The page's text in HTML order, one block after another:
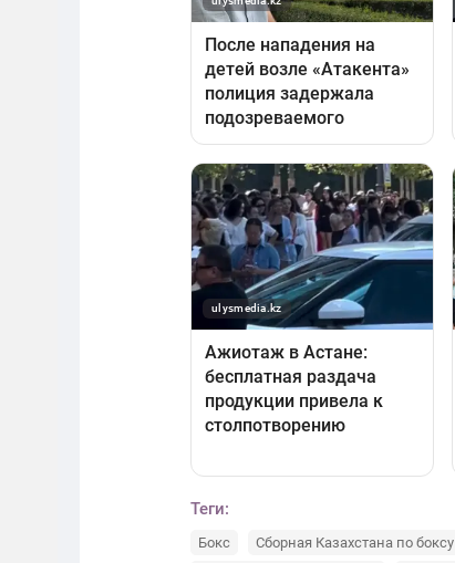
Теги:
Бокс Сборная Казахстана по боксу